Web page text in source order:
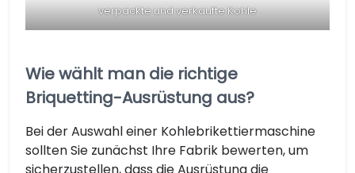
verpackte und verkaufte Kohle
Wie wählt man die richtige
Briquetting-Ausrüstung aus?
Bei der Auswahl einer Kohlebrikettiermaschine
sollten Sie zunächst Ihre Fabrik bewerten, um
sicherzustellen, dass die Ausrüstung die